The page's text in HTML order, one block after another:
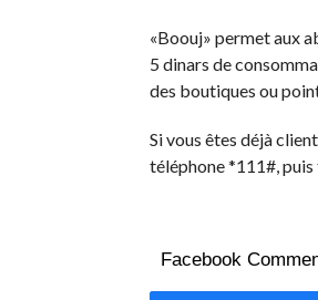
«Boouj» permet aux
5 dinars de
des boutiques ou
Si vous êtes déjà
téléphone *111#,
Facebook